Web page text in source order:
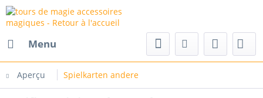
Menu
Aperçu Spielkarten andere